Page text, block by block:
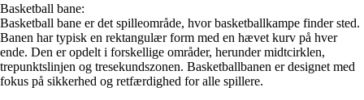
Basketball bane:
Basketball bane er det spilleområde, hvor basketballkampe finder sted.
Banen har typisk en rektangulær form med en hævet kurv på hver
ende. Den er opdelt i forskellige områder, herunder midtcirklen,
trepunktslinjen og tresekundszonen. Basketballbanen er designet med
fokus på sikkerhed og retfærdighed for alle spillere.